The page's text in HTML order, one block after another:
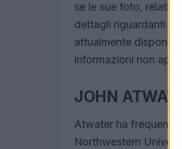
se le sue foto,
dettagli riguardanti la
attualmente
informazioni non
JOHN
Atwater ha
Northwestern